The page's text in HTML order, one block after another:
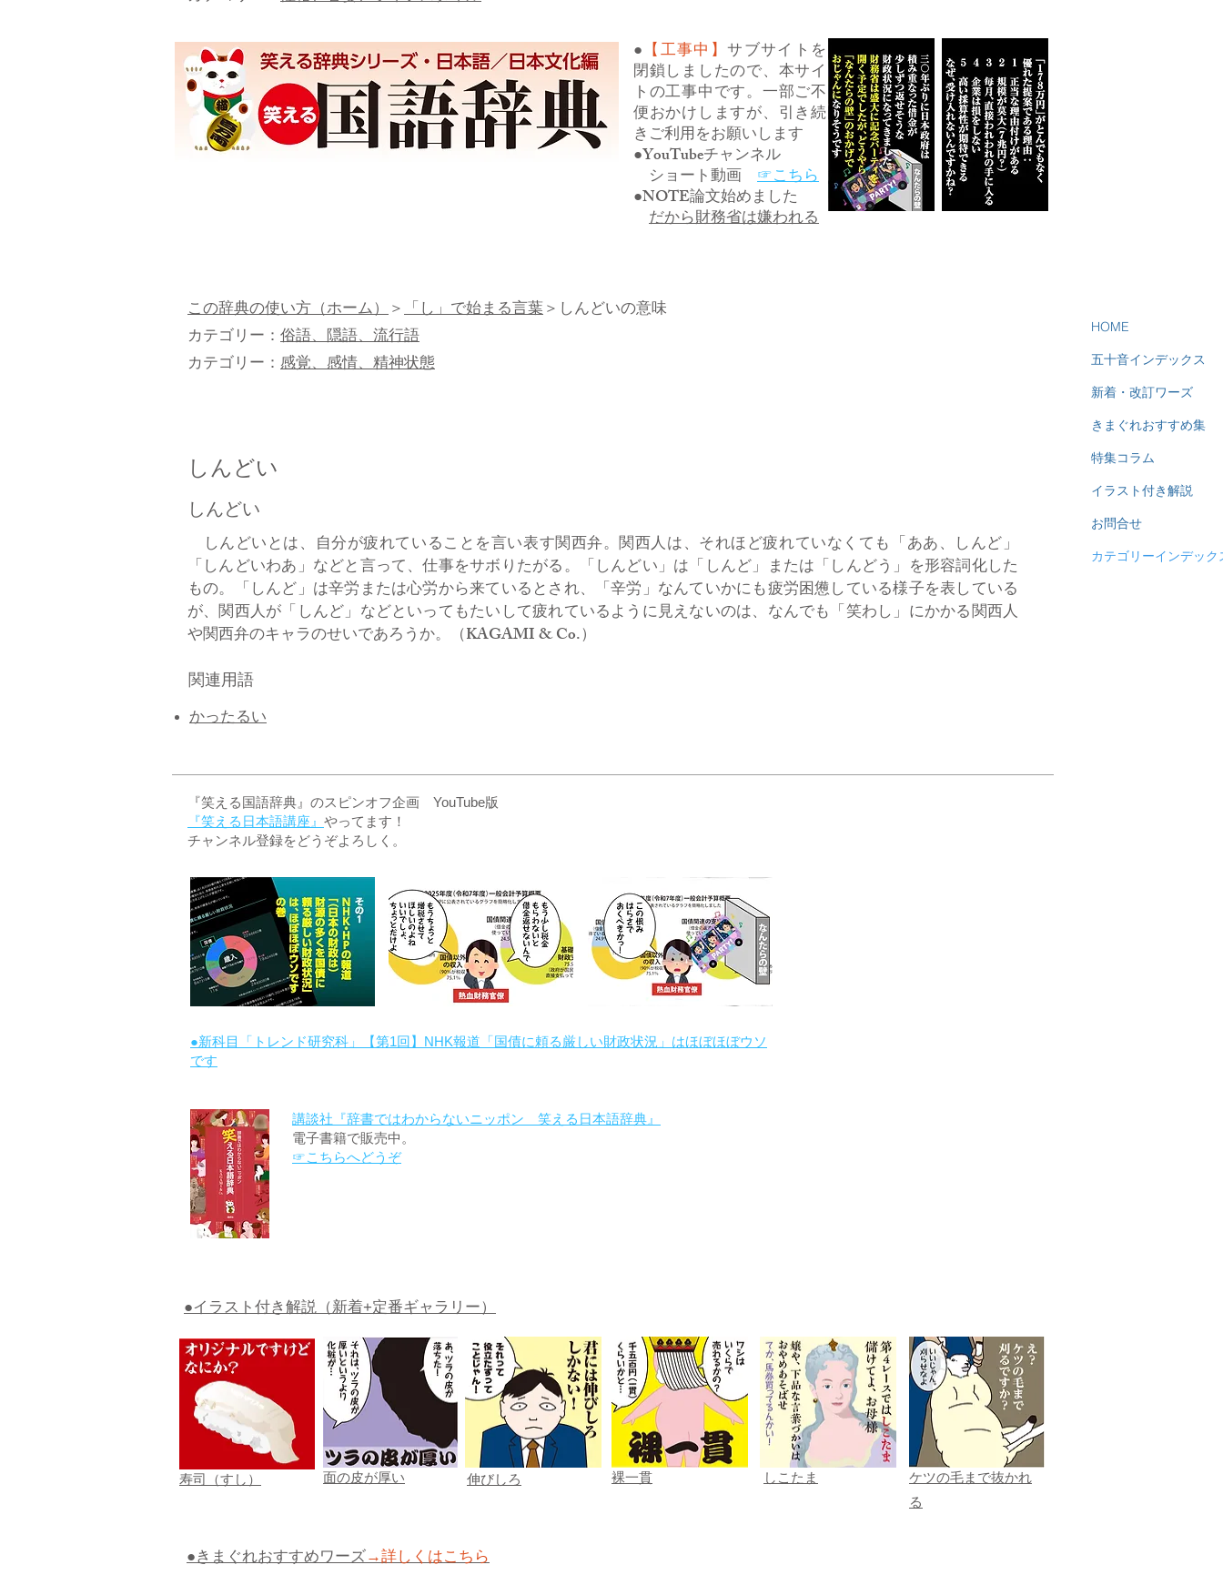
● 【工事中】サブサイトを
閉鎖しましたので、本サイ
トの工事中です。一部ご不
便おかけしますが、引き続
きご利用をお願いします
●YouTubeチャンネル
ショート動画 ☞こちら
●NOTE論文始めました
だから財務省は嫌われる
この辞典の使い方（ホーム）＞「し」で始まる言葉＞しんどいの意味
カテゴリー： 俗語、隠語、流行語
カテゴリー： 感覚、感情、精神状態
しんどい
しんどい
しんどいとは、自分が疲れていることを言い表す関西弁。関西人は、それほど疲れていなくても「ああ、しんど」
「しんどいわあ」などと言って、仕事をサボりたがる。「しんどい」は「しんど」または「しんどう」を形容詞化した
もの。「しんど」は辛労または心労から来ているとされ、「辛労」なんていかにも疲労困憊している様子を表している
が、関西人が「しんど」などといってもたいして疲れているように見えないのは、なんでも「笑わし」にかかる関西人
や関西弁のキャラのせいであろうか。（KAGAMI & Co.）
関連用語
​かったるい
HOME
五十音インデックス
新着・改訂ワーズ
きまぐれおすすめ集
特集コラム
イラスト付き解説
お問合せ
カテゴリーインデック
『笑える国語辞典』のスピンオフ企画 YouTube版
『笑える日本語講座』 やってます！
チャンネル登録をどうぞよろしく。
●新科目「トレンド研究科」【第1回】NHK報道「国債に頼る厳しい財政状況」はほぼほぼウソ
です
講談社『辞書ではわからないニッポン 笑える日本語辞典』
電子書籍で販売中。
☞こちらへどうぞ
●イラスト付き解説（新着+定番ギャラリー）
寿司（すし） 面の皮が厚い 伸びしろ 裸一貫 しこたま
ケツの毛まで抜かれ
る
●きまぐれおすすめワーズ→詳しくはこちら